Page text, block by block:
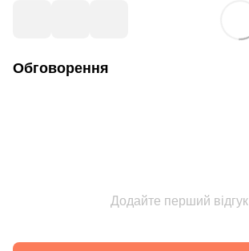
Обговорення
Додайте перший відгук